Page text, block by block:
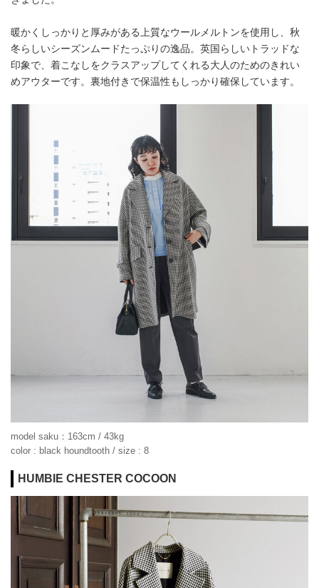
暖かくしっかりと厚みがある上質なウールメルトンを使用し、秋
冬らしいシーズンムードたっぷりの逸品。英国らしいトラッドな
印象で、着こなしをクラスアップしてくれる大人のためのきれい
めアウターです。裏地付きで保温性もしっかり確保しています。
model saku：163cm / 43kg
color : black houndtooth / size : 8
HUMBIE CHESTER COCOON